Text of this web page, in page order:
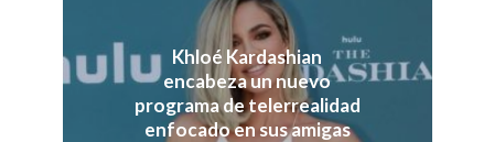
Khloé Kardashian
encabeza un nuevo
programa de telerrealidad
enfocado en sus amigas